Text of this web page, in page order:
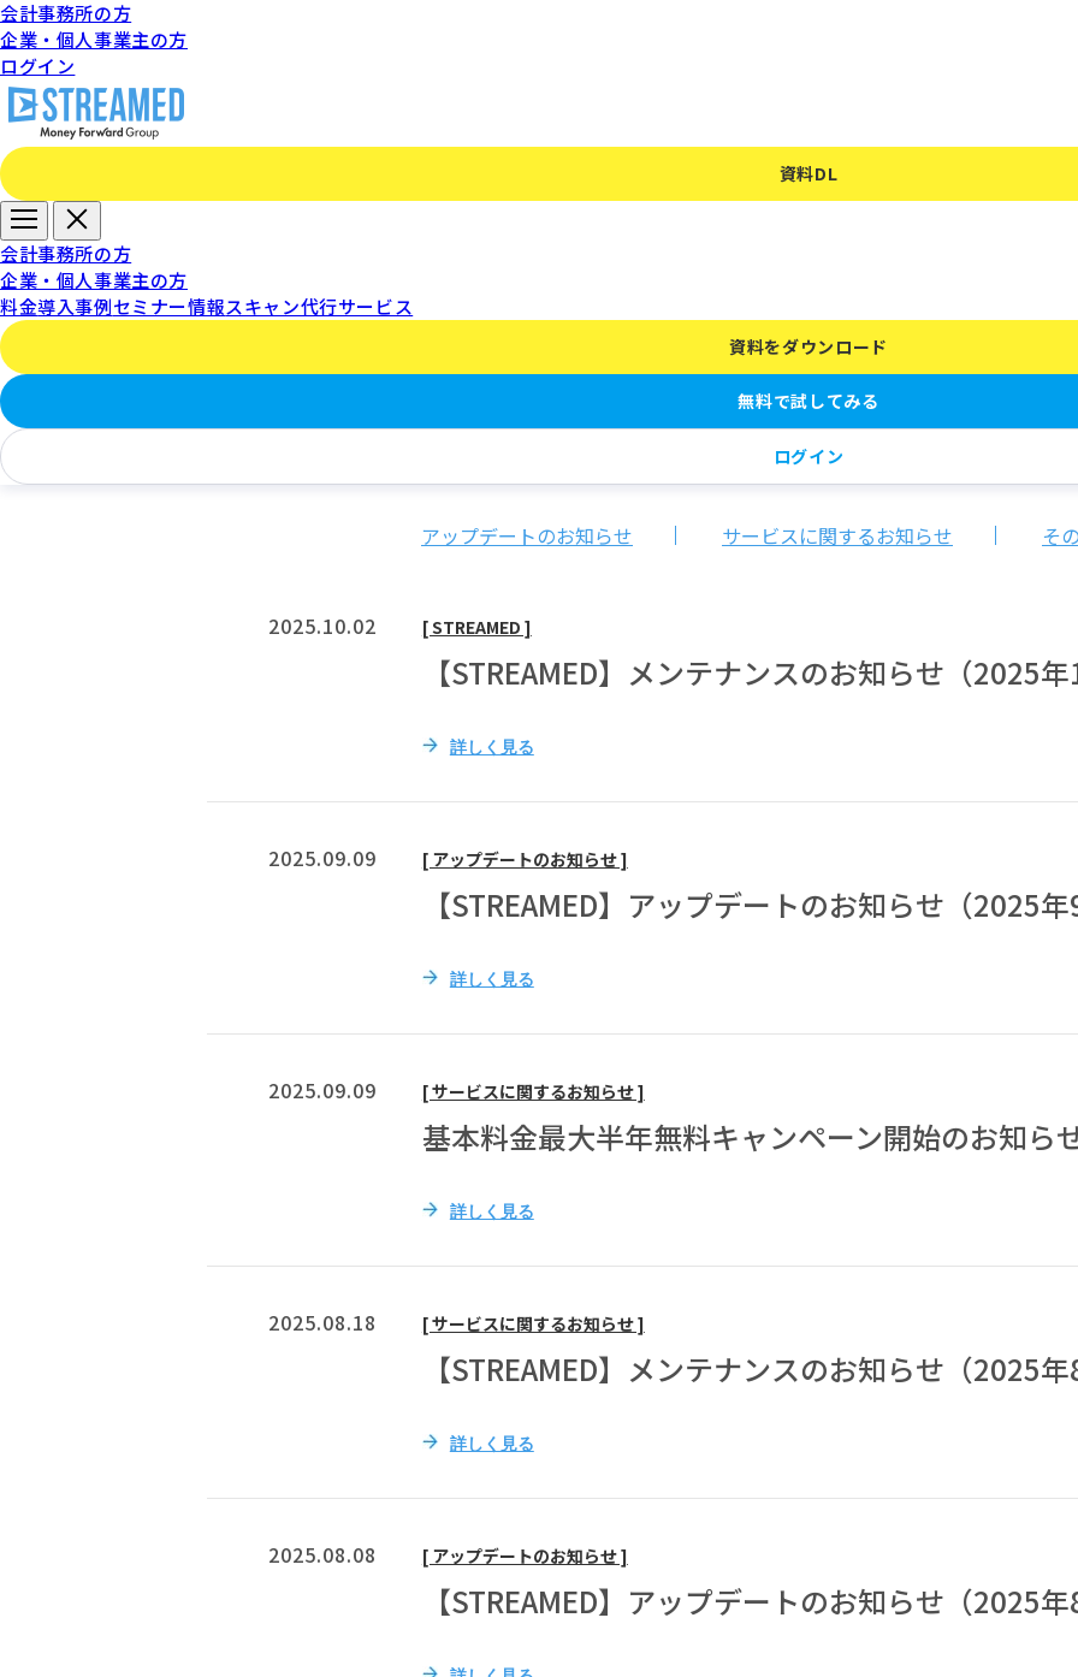
会計事務所の方
企業・個人事業主の方
ログイン
資料DL
会計事務所の方
企業・個人事業主の方
料金導入事例セミナー情報スキャン代行サービス
資料をダウンロード
無料で試してみる
ログイン
アップデートのお知らせ サービスに関するお知らせ そ
2025.10.02 [ STREAMED ]
【STREAMED】メンテナンスのお知らせ（2025年
詳しく見る
2025.09.09 [ アップデートのお知らせ ]
【STREAMED】アップデートのお知らせ（2025年
詳しく見る
2025.09.09 [ サービスに関するお知らせ ]
基本料金最大半年無料キャンペーン開始のお知ら
詳しく見る
2025.08.18 [ サービスに関するお知らせ ]
【STREAMED】メンテナンスのお知らせ（2025年
詳しく見る
2025.08.08 [ アップデートのお知らせ ]
【STREAMED】アップデートのお知らせ（2025年